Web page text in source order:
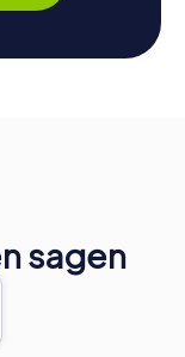
sagen